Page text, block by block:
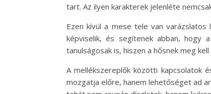
tart. Az ilyen karakterek jelenléte
Ezen kívül a mese tele van
képviselik, és segítenek abban, hogy
tanulságosak is, hiszen a hősnek meg
A mellékszereplők közötti kapcsolatok
mozgatja előre, hanem lehetőséget ad